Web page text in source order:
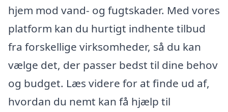
hjem mod vand- og fugtskader. Med vores
platform kan du hurtigt indhente tilbud
fra forskellige virksomheder, så du kan
vælge det, der passer bedst til dine behov
og budget. Læs videre for at finde ud af,
hvordan du nemt kan få hjælp til